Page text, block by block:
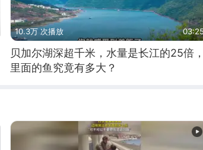
10.3万 次播放
贝加尔湖深超千米，水量是长江的25倍，
里面的鱼究竟有多大？